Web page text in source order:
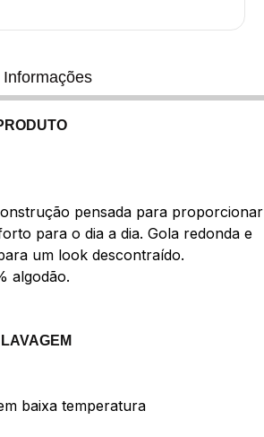
Informações
pensada para proporcionar
para o dia a dia. Gola redonda e
um look descontraído.
algodão.
baixa temperatura